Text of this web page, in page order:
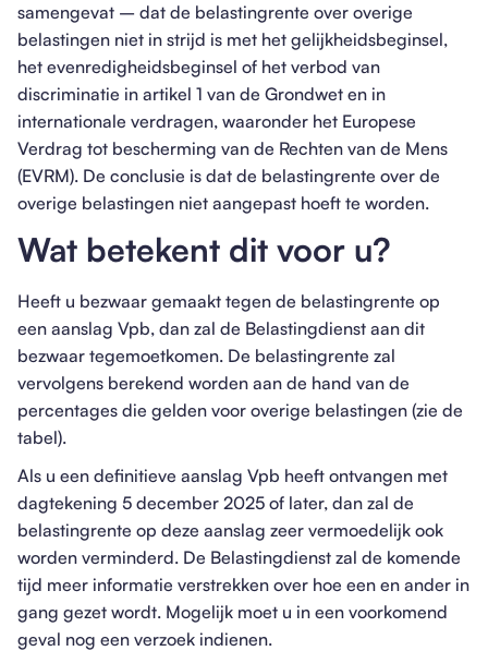
samengevat – dat de belastingrente over overige
belastingen niet in strijd is met het gelijkheidsbeginsel,
het evenredigheidsbeginsel of het verbod van
discriminatie in artikel 1 van de Grondwet en in
internationale verdragen, waaronder het Europese
Verdrag tot bescherming van de Rechten van de Mens
(EVRM). De conclusie is dat de belastingrente over de
overige belastingen niet aangepast hoeft te worden.
Wat betekent dit voor u?
Heeft u bezwaar gemaakt tegen de belastingrente op
een aanslag Vpb, dan zal de Belastingdienst aan dit
bezwaar tegemoetkomen. De belastingrente zal
vervolgens berekend worden aan de hand van de
percentages die gelden voor overige belastingen (zie de
tabel).
Als u een definitieve aanslag Vpb heeft ontvangen met
dagtekening 5 december 2025 of later, dan zal de
belastingrente op deze aanslag zeer vermoedelijk ook
worden verminderd. De Belastingdienst zal de komende
tijd meer informatie verstrekken over hoe een en ander in
gang gezet wordt. Mogelijk moet u in een voorkomend
geval nog een verzoek indienen.